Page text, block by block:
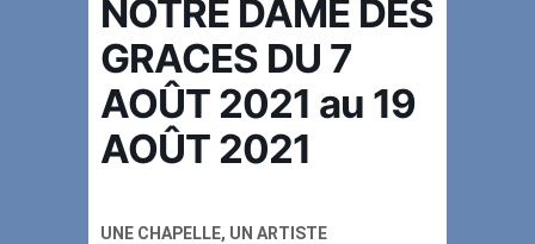
NOTRE DAME DES
GRACES DU 7
AOÛT 2021 au 19
AOÛT 2021
UNE CHAPELLE, UN ARTISTE